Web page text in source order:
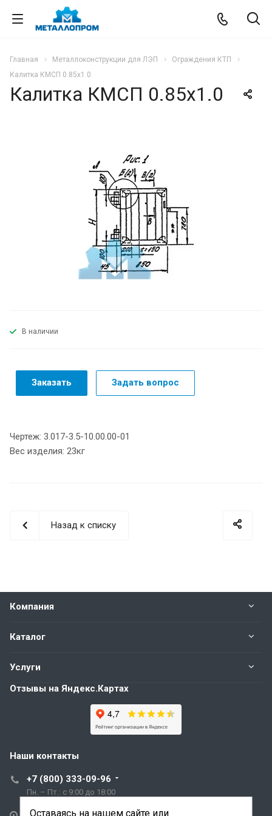
Главная Металлоконструкции для ЛЭП
Ограждения КТП
Калитка КМСП 0.85х1.0
Калитка КМСП 0.85х1.0
В наличии
Заказать Задать вопрос
Чертеж: 3.017-3.5-10.00.00-01
Вес изделия: 23кг
Назад к списку
Компания
Каталог
Услуги
Отзывы на Яндекс.Картах
Наши контакты
+7 (800) 333-09-96
Пн. – Пт.: с 9:00 до 18:00
Оставаясь на нашем сайте или